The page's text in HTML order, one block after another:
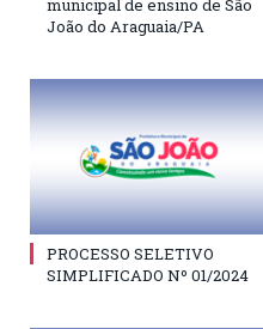
municipal de ensino de São
João do Araguaia/PA
PROCESSO SELETIVO
SIMPLIFICADO Nº 01/2024